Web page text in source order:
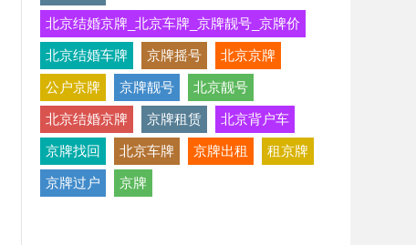
北京结婚京牌_北京车牌_京牌靓号_京牌价
北京结婚车牌 京牌摇号 北京京牌
公户京牌 京牌靓号 北京靓号
北京结婚京牌 京牌租赁 北京背户车
京牌找回 北京车牌 京牌出租 租京牌
京牌过户 京牌